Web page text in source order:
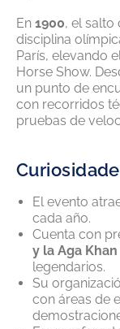
En 1900, el
disciplina
París, elevando
Horse Show.
un punto de
con recorridos
pruebas de
El evento
cada año.
Cuenta con
y la Aga
legendarios.
Su
con áreas de